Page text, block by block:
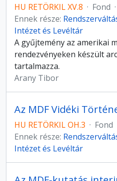
HU RETÖRKIL XV.8 · Fond ·
Ennek része:
Intézet és Levéltár
A gyűjtemény az amerikai
rendezvényeken készült
tartalmazza.
Arany Tibor
HU RETÖRKIL OH.3 · Fond
Ennek része:
Intézet és Levéltár